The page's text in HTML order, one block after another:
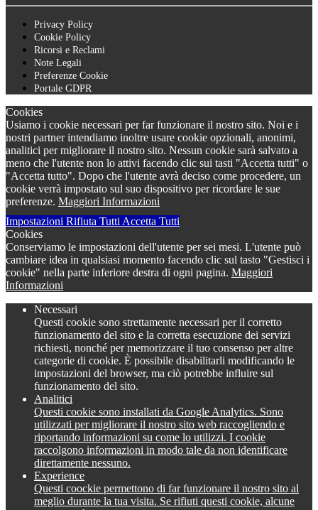
Privacy Policy
Cookie Policy
Ricorsi e Reclami
Note Legali
Preferenze Cookie
Portale GDPR
Cookies
Usiamo i cookie necessari per far funzionare il nostro sito. Noi e i
nostri partner intendiamo inoltre usare cookie opzionali, anonimi,
analitici per migliorare il nostro sito. Nessun cookie sarà salvato a
meno che l'utente non lo attivi facendo clic sui tasti "Accetta tutti" o
"Accetta tutto". Dopo che l'utente avrà deciso come procedere, un
cookie verrà impostato sul suo dispositivo per ricordare le sue
preferenze. Maggiori Informazioni
Impostazioni Rifiuta TuttiAccetta Tutti
Cookies
Conserviamo le impostazioni dell'utente per sei mesi. L'utente può
cambiare idea in qualsiasi momento facendo clic sul tasto "Gestisci i
cookie" nella parte inferiore destra di ogni pagina. Maggiori
Informazioni
Necessari
Questi cookie sono strettamente necessari per il corretto
funzionamento del sito e la corretta esecuzione dei servizi
richiesti, nonché per memorizzare il tuo consenso per altre
categorie di cookie. È possibile disabilitarli modificando le
impostazioni del browser, ma ciò potrebbe influire sul
funzionamento del sito.
Analitici
Questi cookie sono installati da Google Analytics. Sono
utilizzati per migliorare il nostro sito web raccogliendo e
riportando informazioni su come lo utilizzi. I cookie
raccolgono informazioni in modo tale da non identificare
direttamente nessuno.
Experience
Questi coockie permettono di far funzionare il nostro sito al
meglio durante la tua visita. Se rifiuti questi cookie, alcune